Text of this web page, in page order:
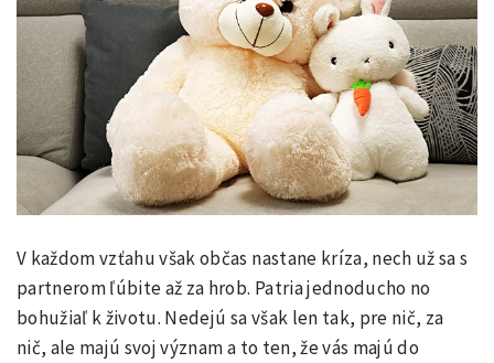
V každom vzťahu však občas nastane kríza, nech už sa s
partnerom ľúbite až za hrob. Patria jednoducho no
bohužiaľ k životu. Nedejú sa však len tak, pre nič, za
nič, ale majú svoj význam a to ten, že vás majú do